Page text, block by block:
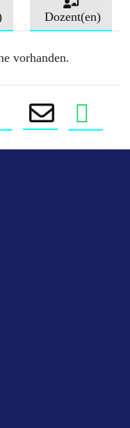
Dozent(en)
vorhanden.